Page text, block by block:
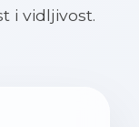
i vidljivost.